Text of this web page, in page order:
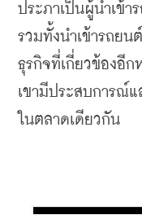
ประภาเป็นผู้นำเข้
รวมทั้งนำเข้ารถยน
ธุรกิจที่เกี่ยวข้องอี
เขามีประสบการณ์
ในตลาดเดียวกัน